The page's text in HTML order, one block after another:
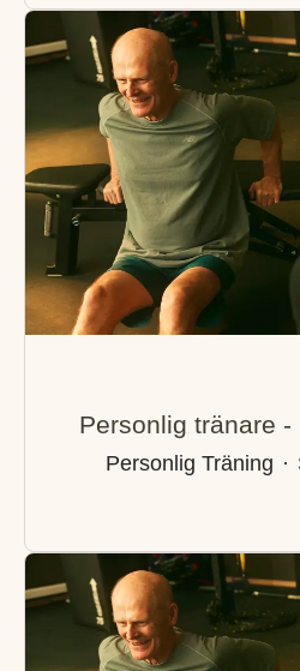
Personlig tränare -
Personlig Träning ·